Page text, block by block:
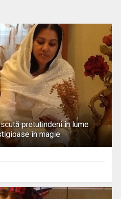
pretutindeni în lume
în magie